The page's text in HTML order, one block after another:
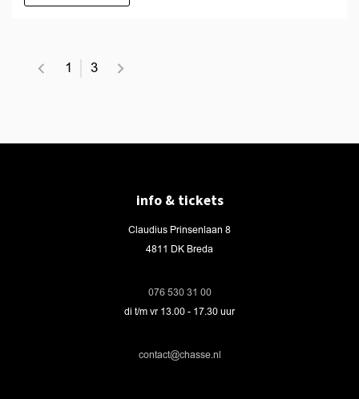
1 3
info & tickets
Claudius Prinsenlaan 8
4811 DK Breda
076 530 31 00
di t/m vr 13.00 - 17.30 uur
contact@chasse.nl